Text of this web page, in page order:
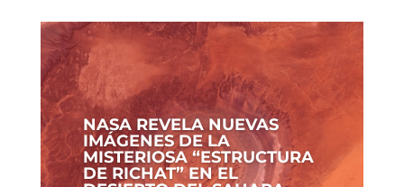
NASA REVELA NUEVAS
IMÁGENES DE LA
MISTERIOSA “ESTRUCTURA
DE RICHAT” EN EL